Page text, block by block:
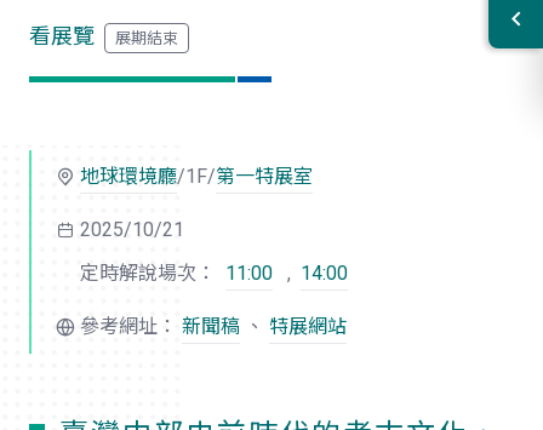
看展覽
地球環境廳/1F/第一特展室
2025/10/21
定時解說場次：
11:00 , 14:00
參考網址： 新聞稿 、 特展網站